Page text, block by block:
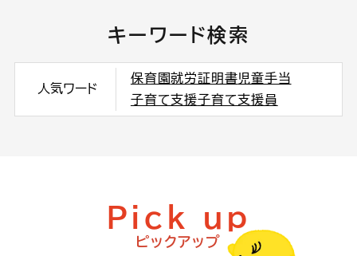
キーワード検索
人気ワード
保育園就労証明書児童手当
子育て支援子育て支援員
Pick up
ピックアップ